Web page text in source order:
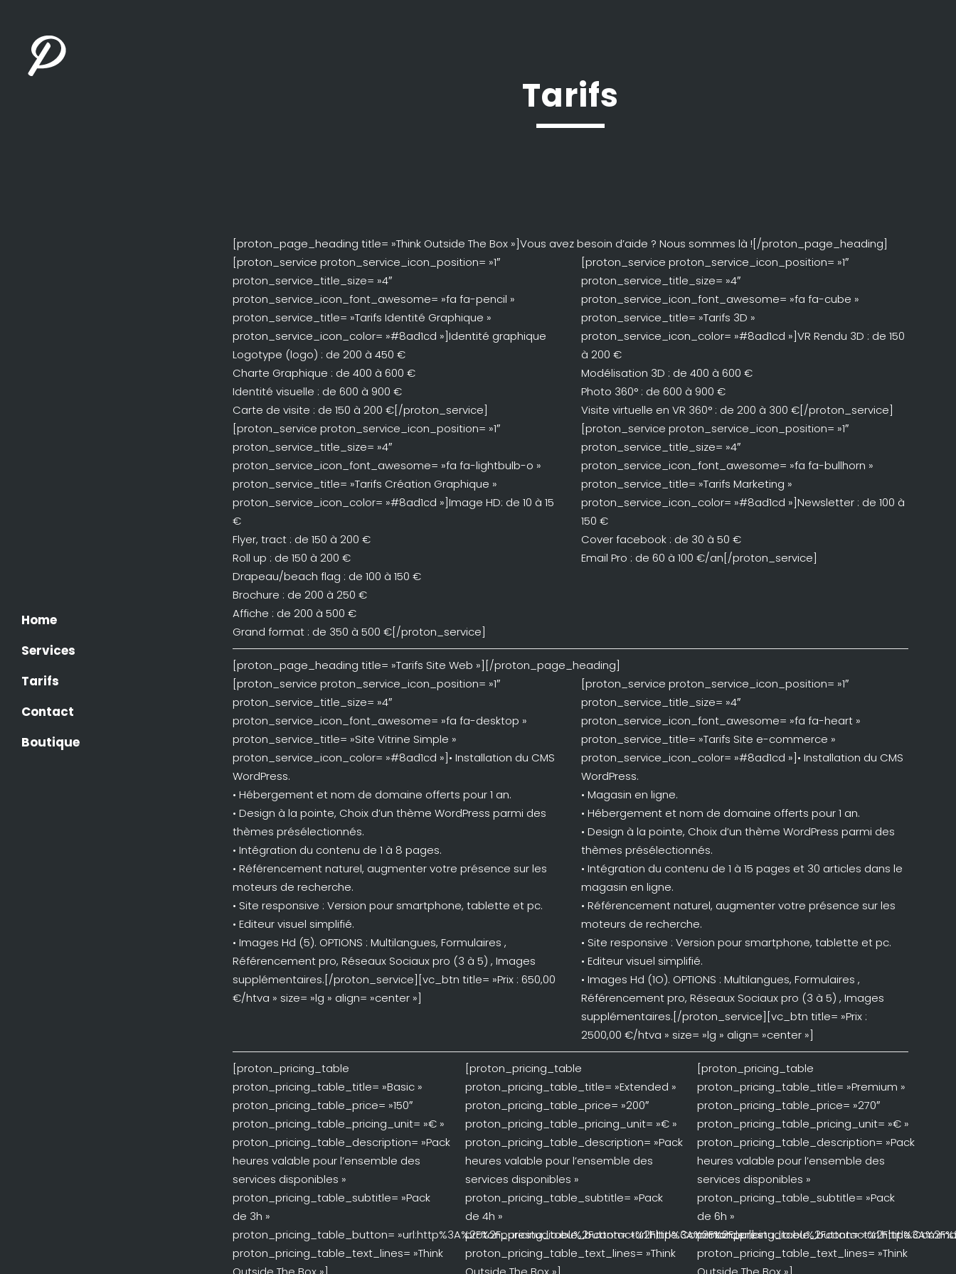
Home
Services
Tarifs
Contact
Boutique
Tarifs
[proton_page_heading title= »Think Outside The Box »]Vous avez besoin d’aide ? Nous sommes là ![/proton_page_heading]
[proton_service proton_service_icon_position= »1″
proton_service_title_size= »4″
proton_service_icon_font_awesome= »fa fa-pencil »
proton_service_title= »Tarifs Identité Graphique »
proton_service_icon_color= »#8ad1cd »]Identité graphique
Logotype (logo) : de 200 à 450 €
Charte Graphique : de 400 à 600 €
Identité visuelle : de 600 à 900 €
Carte de visite : de 150 à 200 €[/proton_service]
[proton_service proton_service_icon_position= »1″
proton_service_title_size= »4″
proton_service_icon_font_awesome= »fa fa-cube »
proton_service_title= »Tarifs 3D »
proton_service_icon_color= »#8ad1cd »]VR Rendu 3D : de 150
à 200 €
Modélisation 3D : de 400 à 600 €
Photo 360° : de 600 à 900 €
Visite virtuelle en VR 360° : de 200 à 300 €[/proton_service]
[proton_service proton_service_icon_position= »1″
proton_service_title_size= »4″
proton_service_icon_font_awesome= »fa fa-lightbulb-o »
proton_service_title= »Tarifs Création Graphique »
proton_service_icon_color= »#8ad1cd »]Image HD: de 10 à 15
€
Flyer, tract : de 150 à 200 €
Roll up : de 150 à 200 €
Drapeau/beach flag : de 100 à 150 €
Brochure : de 200 à 250 €
Affiche : de 200 à 500 €
Grand format : de 350 à 500 €[/proton_service]
[proton_service proton_service_icon_position= »1″
proton_service_title_size= »4″
proton_service_icon_font_awesome= »fa fa-bullhorn »
proton_service_title= »Tarifs Marketing »
proton_service_icon_color= »#8ad1cd »]Newsletter : de 100 à
150 €
Cover facebook : de 30 à 50 €
Email Pro : de 60 à 100 €/an[/proton_service]
[proton_page_heading title= »Tarifs Site Web »][/proton_page_heading]
[proton_service proton_service_icon_position= »1″
proton_service_title_size= »4″
proton_service_icon_font_awesome= »fa fa-desktop »
proton_service_title= »Site Vitrine Simple »
proton_service_icon_color= »#8ad1cd »]• Installation du CMS
WordPress.
• Hébergement et nom de domaine offerts pour 1 an.
• Design à la pointe, Choix d’un thème WordPress parmi des
thèmes présélectionnés.
• Intégration du contenu de 1 à 8 pages.
• Référencement naturel, augmenter votre présence sur les
moteurs de recherche.
• Site responsive : Version pour smartphone, tablette et pc.
• Editeur visuel simplifié.
• Images Hd (5). OPTIONS : Multilangues, Formulaires ,
Référencement pro, Réseaux Sociaux pro (3 à 5) , Images
supplémentaires.[/proton_service][vc_btn title= »Prix : 650,00
€/htva » size= »lg » align= »center »]
[proton_service proton_service_icon_position= »1″
proton_service_title_size= »4″
proton_service_icon_font_awesome= »fa fa-heart »
proton_service_title= »Tarifs Site e-commerce »
proton_service_icon_color= »#8ad1cd »]• Installation du CMS
WordPress.
• Magasin en ligne.
• Hébergement et nom de domaine offerts pour 1 an.
• Design à la pointe, Choix d’un thème WordPress parmi des
thèmes présélectionnés.
• Intégration du contenu de 1 à 15 pages et 30 articles dans le
magasin en ligne.
• Référencement naturel, augmenter votre présence sur les
moteurs de recherche.
• Site responsive : Version pour smartphone, tablette et pc.
• Editeur visuel simplifié.
• Images Hd (1O). OPTIONS : Multilangues, Formulaires ,
Référencement pro, Réseaux Sociaux pro (3 à 5) , Images
supplémentaires.[/proton_service][vc_btn title= »Prix :
2500,00 €/htva » size= »lg » align= »center »]
[proton_pricing_table
proton_pricing_table_title= »Basic »
proton_pricing_table_price= »150″
proton_pricing_table_pricing_unit= »€ »
proton_pricing_table_description= »Pack
heures valable pour l’ensemble des
services disponibles »
proton_pricing_table_subtitle= »Pack
de 3h »
proton_pricing_table_button= »url:http%3A%2F%2Fpurestudio.eu%2Fcontact%2F|title:Commander|| »
proton_pricing_table_text_lines= »Think
[proton_pricing_table
proton_pricing_table_title= »Extended »
proton_pricing_table_price= »200″
proton_pricing_table_pricing_unit= »€ »
proton_pricing_table_description= »Pack
heures valable pour l’ensemble des
services disponibles »
proton_pricing_table_subtitle= »Pack
de 4h »
proton_pricing_table_button=
proton_pricing_table_text_lines= »Think
[proton_pricing_table
proton_pricing_table_title= »Premium »
proton_pricing_table_price= »270″
proton_pricing_table_pricing_unit= »€ »
proton_pricing_table_description= »Pack
heures valable pour l’ensemble des
services disponibles »
proton_pricing_table_subtitle= »Pack
de 6h »
proton_pricing_table_button=
proton_pricing_table_text_lines= »Think